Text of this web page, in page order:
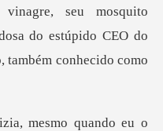
seu mosquito